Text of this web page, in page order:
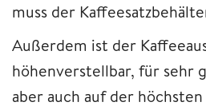
muss der
Außerdem ist der
höhenverstellbar, für sehr
aber auch auf der